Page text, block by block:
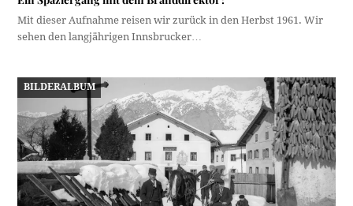
Mit dieser Aufnahme reisen wir zurück in den Herbst 1961. Wir
sehen den langjährigen Innsbrucker…
BILDERALBUM